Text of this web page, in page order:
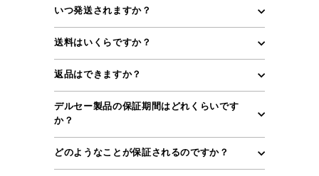
いつ発送されますか？
送料はいくらですか？
返品はできますか？
デルセー製品の保証期間はどれくらいです
か？
どのようなことが保証されるのですか？